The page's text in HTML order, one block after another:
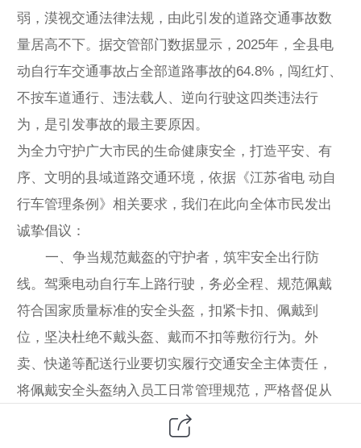
弱，漠视交通法律法规，由此引发的道路交通事故数
量居高不下。据交管部门数据显示，2025年，全县电
动自行车交通事故占全部道路事故的64.8%，闯红灯、
不按车道通行、违法载人、逆向行驶这四类违法行
为，是引发事故的最主要原因。
为全力守护广大市民的生命健康安全，打造平安、有
序、文明的县域道路交通环境，依据《江苏省电 动自
行车管理条例》相关要求，我们在此向全体市民发出
诚挚倡议：
一、争当规范戴盔的守护者，筑牢安全出行防
线。驾乘电动自行车上路行驶，务必全程、规范佩戴
符合国家质量标准的安全头盔，扣紧卡扣、佩戴到
位，坚决杜绝不戴头盔、戴而不扣等敷衍行为。外
卖、快递等配送行业要切实履行交通安全主体责任，
将佩戴安全头盔纳入员工日常管理规范，严格督促从
业人员全程规范佩戴，夯实行业交通安全基础。